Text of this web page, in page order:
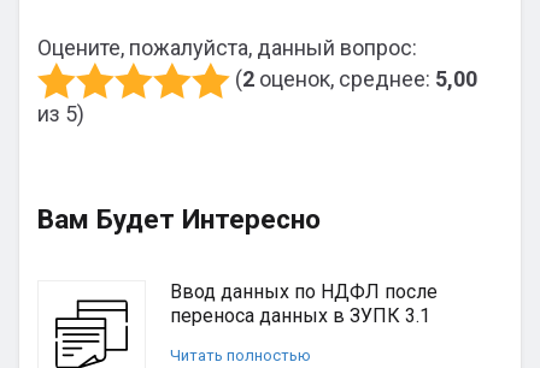
Оцените, пожалуйста, данный вопрос:
(2 оценок, среднее: 5,00
из 5)
Вам Будет Интересно
Ввод данных по НДФЛ после
переноса данных в ЗУПК 3.1
Читать полностью